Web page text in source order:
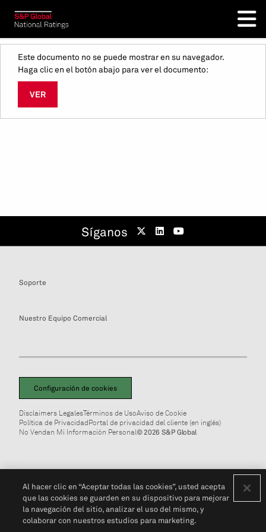
Este documento no se puede mostrar en su navegador.
Haga clic en el botón abajo para ver el documento:
VER
Síganos
Soporte
Nuestro Equipo Comercial
Configuración de cookies
Disclaimers LegalesTérminos de UsoAviso de Cookie
Política de PrivacidadPortal de privacidad del cliente (en inglés)
No Vendan Mi Información Personal© 2026 S&P Global
Al hacer clic en “Aceptar todas las cookies”, usted acepta
que las cookies se guarden en su dispositivo para mejorar
la navegación del sitio, analizar el uso del mismo, y
colaborar con nuestros estudios para marketing.